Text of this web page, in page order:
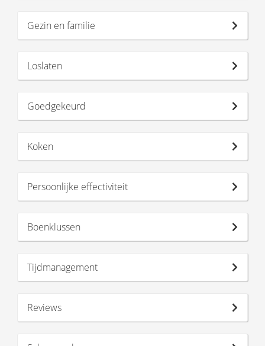
Gezin en familie
Loslaten
Goedgekeurd
Koken
Persoonlijke effectiviteit
Boenklussen
Tijdmanagement
Reviews